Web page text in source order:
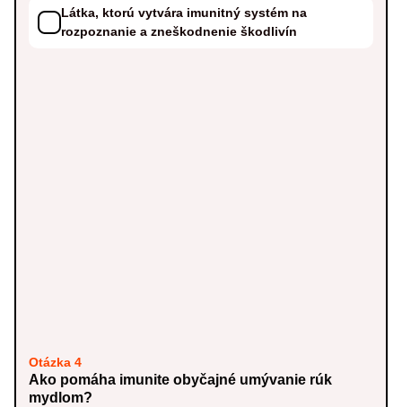
Látka, ktorú vytvára imunitný systém na
rozpoznanie a zneškodnenie škodlivín
Otázka 4
Ako pomáha imunite obyčajné umývanie rúk
mydlom?